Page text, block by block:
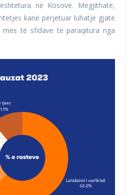
në Kosovë. Megjithatë,
kanë përjetuar luhatje gjatë
mes të sfidave të paraqitura nga